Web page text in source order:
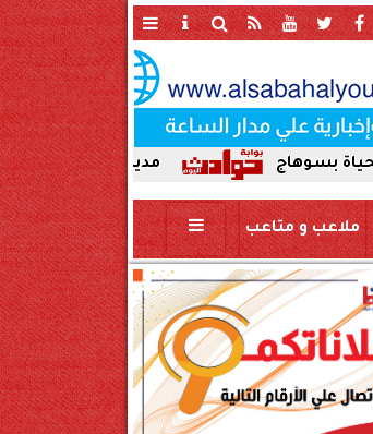
مدير أمن سوهاج في أول ظهور
ملاعب و متاعب